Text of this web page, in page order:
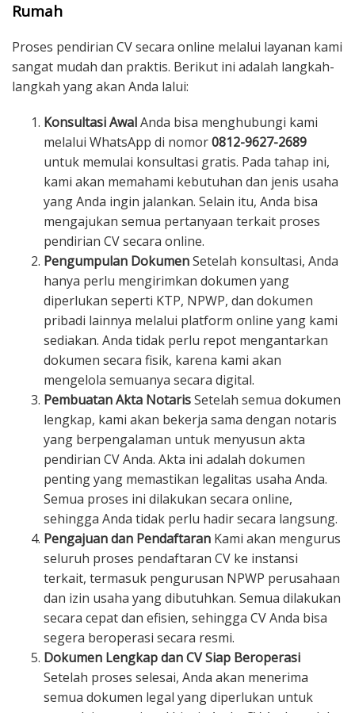
Rumah
Proses pendirian CV secara online melalui layanan kami
sangat mudah dan praktis. Berikut ini adalah langkah-
langkah yang akan Anda lalui:
Konsultasi AwalAnda bisa menghubungi kami
melalui WhatsApp di nomor0812-9627-2689
untuk memulai konsultasi gratis. Pada tahap ini,
kami akan memahami kebutuhan dan jenis usaha
yang Anda ingin jalankan. Selain itu, Anda bisa
mengajukan semua pertanyaan terkait proses
pendirian CV secara online.
Pengumpulan DokumenSetelah konsultasi, Anda
hanya perlu mengirimkan dokumen yang
diperlukan seperti KTP, NPWP, dan dokumen
pribadi lainnya melalui platform online yang kami
sediakan. Anda tidak perlu repot mengantarkan
dokumen secara fisik, karena kami akan
mengelola semuanya secara digital.
Pembuatan Akta NotarisSetelah semua dokumen
lengkap, kami akan bekerja sama dengan notaris
yang berpengalaman untuk menyusun akta
pendirian CV Anda. Akta ini adalah dokumen
penting yang memastikan legalitas usaha Anda.
Semua proses ini dilakukan secara online,
sehingga Anda tidak perlu hadir secara langsung.
Pengajuan dan Pendaftaran Kami akan mengurus
seluruh proses pendaftaran CV ke instansi
terkait, termasuk pengurusan NPWP perusahaan
dan izin usaha yang dibutuhkan. Semua dilakukan
secara cepat dan efisien, sehingga CV Anda bisa
segera beroperasi secara resmi.
Dokumen Lengkap dan CV Siap Beroperasi
Setelah proses selesai, Anda akan menerima
semua dokumen legal yang diperlukan untuk